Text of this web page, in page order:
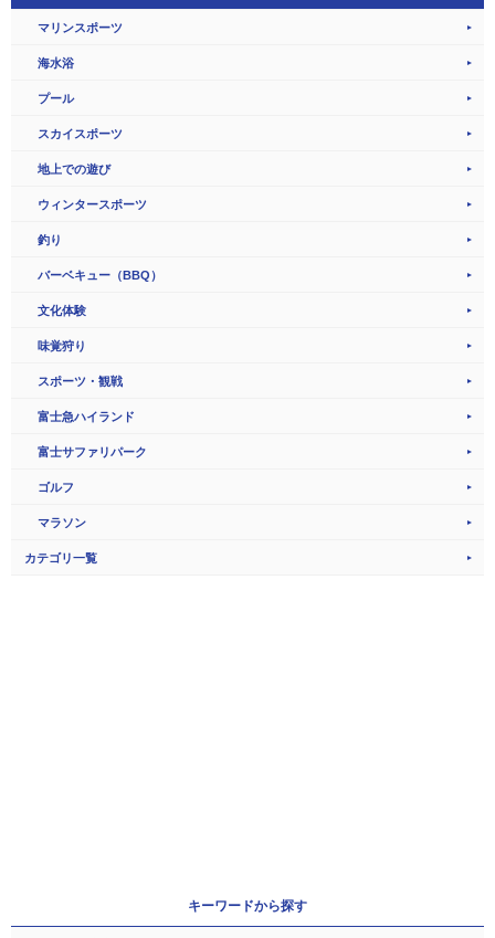
マリンスポーツ
海水浴
プール
スカイスポーツ
地上での遊び
ウィンタースポーツ
釣り
バーベキュー（BBQ）
文化体験
味覚狩り
スポーツ・観戦
富士急ハイランド
富士サファリパーク
ゴルフ
マラソン
カテゴリ一覧
キーワードから探す